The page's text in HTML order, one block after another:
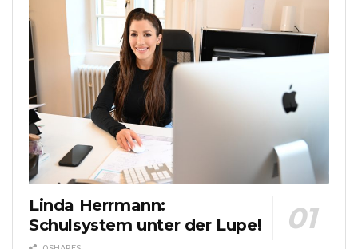
Linda Herrmann:
Schulsystem unter der Lupe!